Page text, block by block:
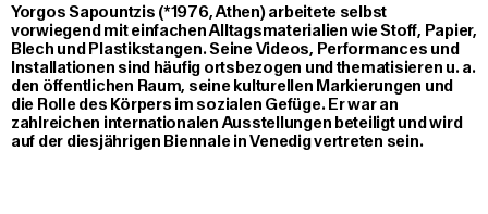
Yorgos Sapountzis (*1976, Athen) arbeitete selbst
vorwiegend mit einfachen Alltagsmaterialien wie Stoff, Papier,
Blech und Plastikstangen. Seine Videos, Performances und
Installationen sind häufig ortsbezogen und thematisieren u. a.
den öffentlichen Raum, seine kulturellen Markierungen und
die Rolle des Körpers im sozialen Gefüge. Er war an
zahlreichen internationalen Ausstellungen beteiligt und wird
auf der diesjährigen Biennale in Venedig vertreten sein.